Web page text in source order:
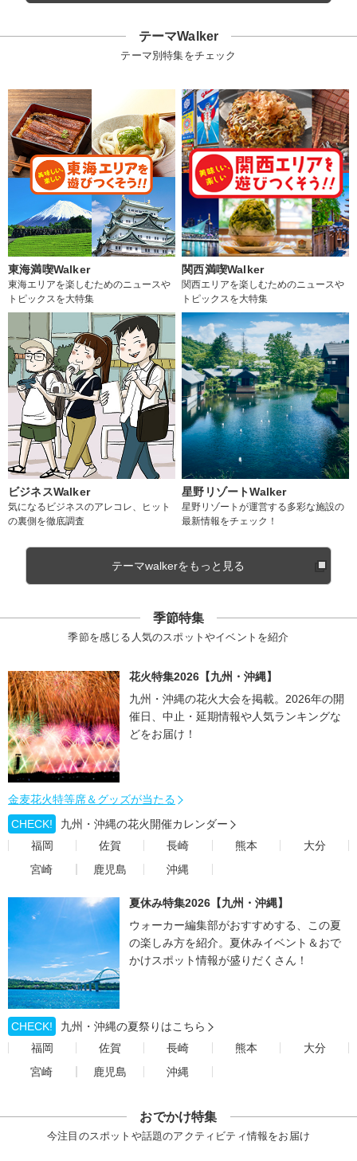
テーマWalker
テーマ別特集をチェック
東海満喫Walker
東海エリアを楽しむためのニュースや
トピックスを大特集
関西満喫Walker
関西エリアを楽しむためのニュースや
トピックスを大特集
ビジネスWalker
気になるビジネスのアレコレ、ヒット
の裏側を徹底調査
星野リゾートWalker
星野リゾートが運営する多彩な施設の
最新情報をチェック！
テーマwalkerをもっと見る
季節特集
季節を感じる人気のスポットやイベントを紹介
花火特集2026【九州・沖縄】
九州・沖縄の花火大会を掲載。2026年の開
催日、中止・延期情報や人気ランキングな
どをお届け！
金麦花火特等席＆グッズが当たる
CHECK!
九州・沖縄の花火開催カレンダー
福岡
佐賀 長崎 熊本
大分
宮崎
鹿児島 沖縄
夏休み特集2026【九州・沖縄】
ウォーカー編集部がおすすめする、この夏
の楽しみ方を紹介。夏休みイベント＆おで
かけスポット情報が盛りだくさん！
CHECK!
九州・沖縄の夏祭りはこちら
福岡
佐賀 長崎 熊本
大分
宮崎
鹿児島 沖縄
おでかけ特集
今注目のスポットや話題のアクティビティ情報をお届け